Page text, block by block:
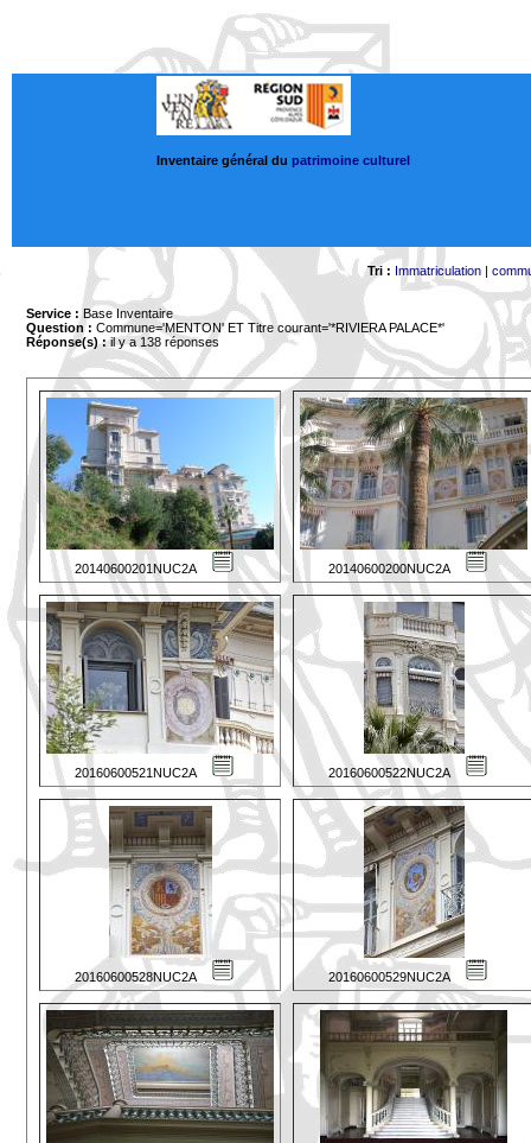
Inventaire général du patrimoine culturel
Tri : Immatriculation|
Service : Base Inventaire
Question : Commune='MENTON' ET Titre courant='*RIVIERA PALACE*'
Réponse(s) :il y a 138 réponses
20140600201NUC2A 20140600200NUC2A
20160600521NUC2A 20160600522NUC2A
20160600528NUC2A 20160600529NUC2A